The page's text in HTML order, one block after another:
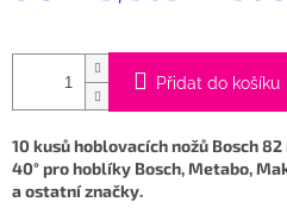
Přidat do košíku
10 kusů hoblovacích nožů Bosch
40° pro hoblíky Bosch, Metabo,
a ostatní značky.